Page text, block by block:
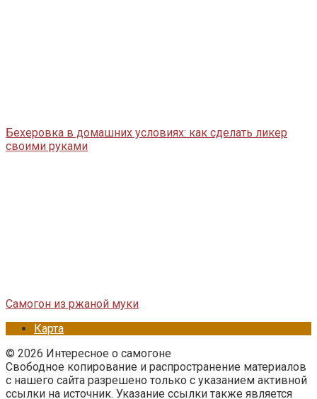
Бехеровка в домашних условиях: как сделать ликер
своими руками
Самогон из ржаной муки
Карта
© 2026 Интересное о самогоне
Свободное копирование и распространение материалов
с нашего сайта разрешено только с указанием активной
ссылки на источник. Указание ссылки также является